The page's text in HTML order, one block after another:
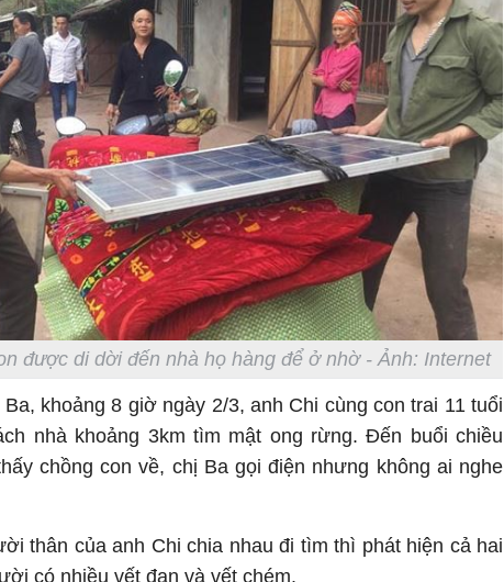
được di dời đến nhà họ hàng để ở nhờ - Ảnh: Internet
khoảng 8 giờ ngày 2/3, anh Chi cùng con trai 11 tuổi
nhà khoảng 3km tìm mật ong rừng. Đến buổi chiều
chồng con về, chị Ba gọi điện nhưng không ai nghe
thân của anh Chi chia nhau đi tìm thì phát hiện cả hai
có nhiều vết đạn và vết chém.